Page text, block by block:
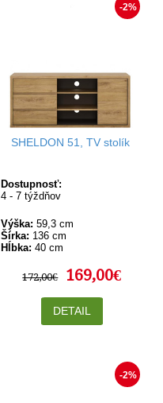
-2%
SHELDON 51, TV stolík
Dostupnosť:
4 - 7 týždňov
Výška: 59,3 cm
Šírka: 136 cm
Hĺbka: 40 cm
172,00€ 169,00€
DETAIL
-2%